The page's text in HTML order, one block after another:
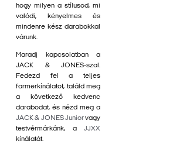
hogy milyen a stílusod, mi
valódi, kényelmes és
mindenre kész darabokkal
várunk.
Maradj kapcsolatban a
JACK & JONES-szal.
Fedezd fel a teljes
farmerkínálatot, találd meg
a következő kedvenc
darabodat, és nézd meg a
JACK & JONES Juniorvagy
testvérmárkánk, a JJXX
kínálatát.